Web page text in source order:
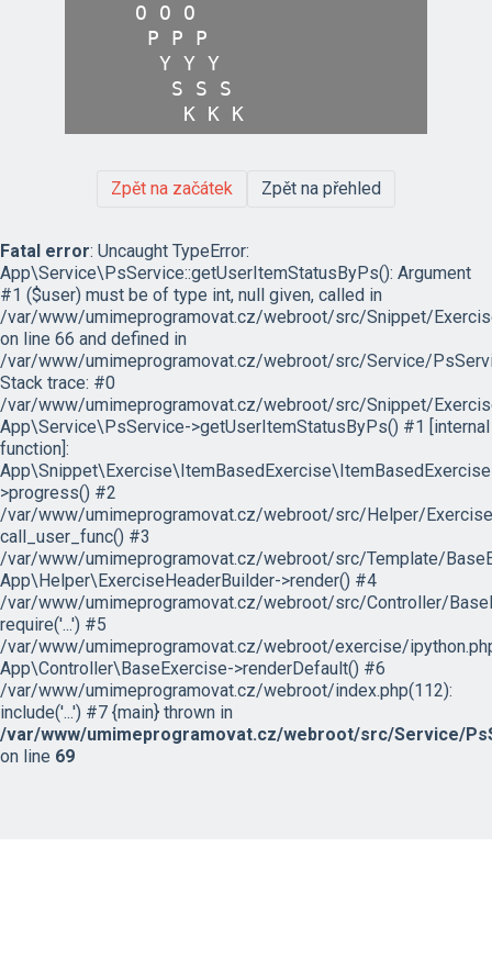
    O O O
     P P P
      Y Y Y
       S S S
Zpět na začátek Zpět na přehled
Fatal error: Uncaught TypeError:
App\Service\PsService::getUserItemStatusByPs(): Argument
#1 ($user) must be of type int, null given, called in
/var/www/umimeprogramovat.cz/webroot/src/Snippet/
on line 66 and defined in
/var/www/umimeprogramovat.cz/webroot/src/Service/
Stack trace: #0
/var/www/umimeprogramovat.cz/webroot/src/Snippet/
App\Service\PsService->getUserItemStatusByPs() #1 [internal
function]:
>progress() #2
/var/www/umimeprogramovat.cz/webroot/src/Helper/
call_user_func() #3
/var/www/umimeprogramovat.cz/webroot/src/Template/
App\Helper\ExerciseHeaderBuilder->render() #4
/var/www/umimeprogramovat.cz/webroot/src/Controller/
require('...') #5
/var/www/umimeprogramovat.cz/webroot/exercise/
App\Controller\BaseExercise->renderDefault() #6
/var/www/umimeprogramovat.cz/webroot/index.php(112):
include('...') #7 {main} thrown in
/var/www/umimeprogramovat.cz/webroot/src/Service/
on line 69